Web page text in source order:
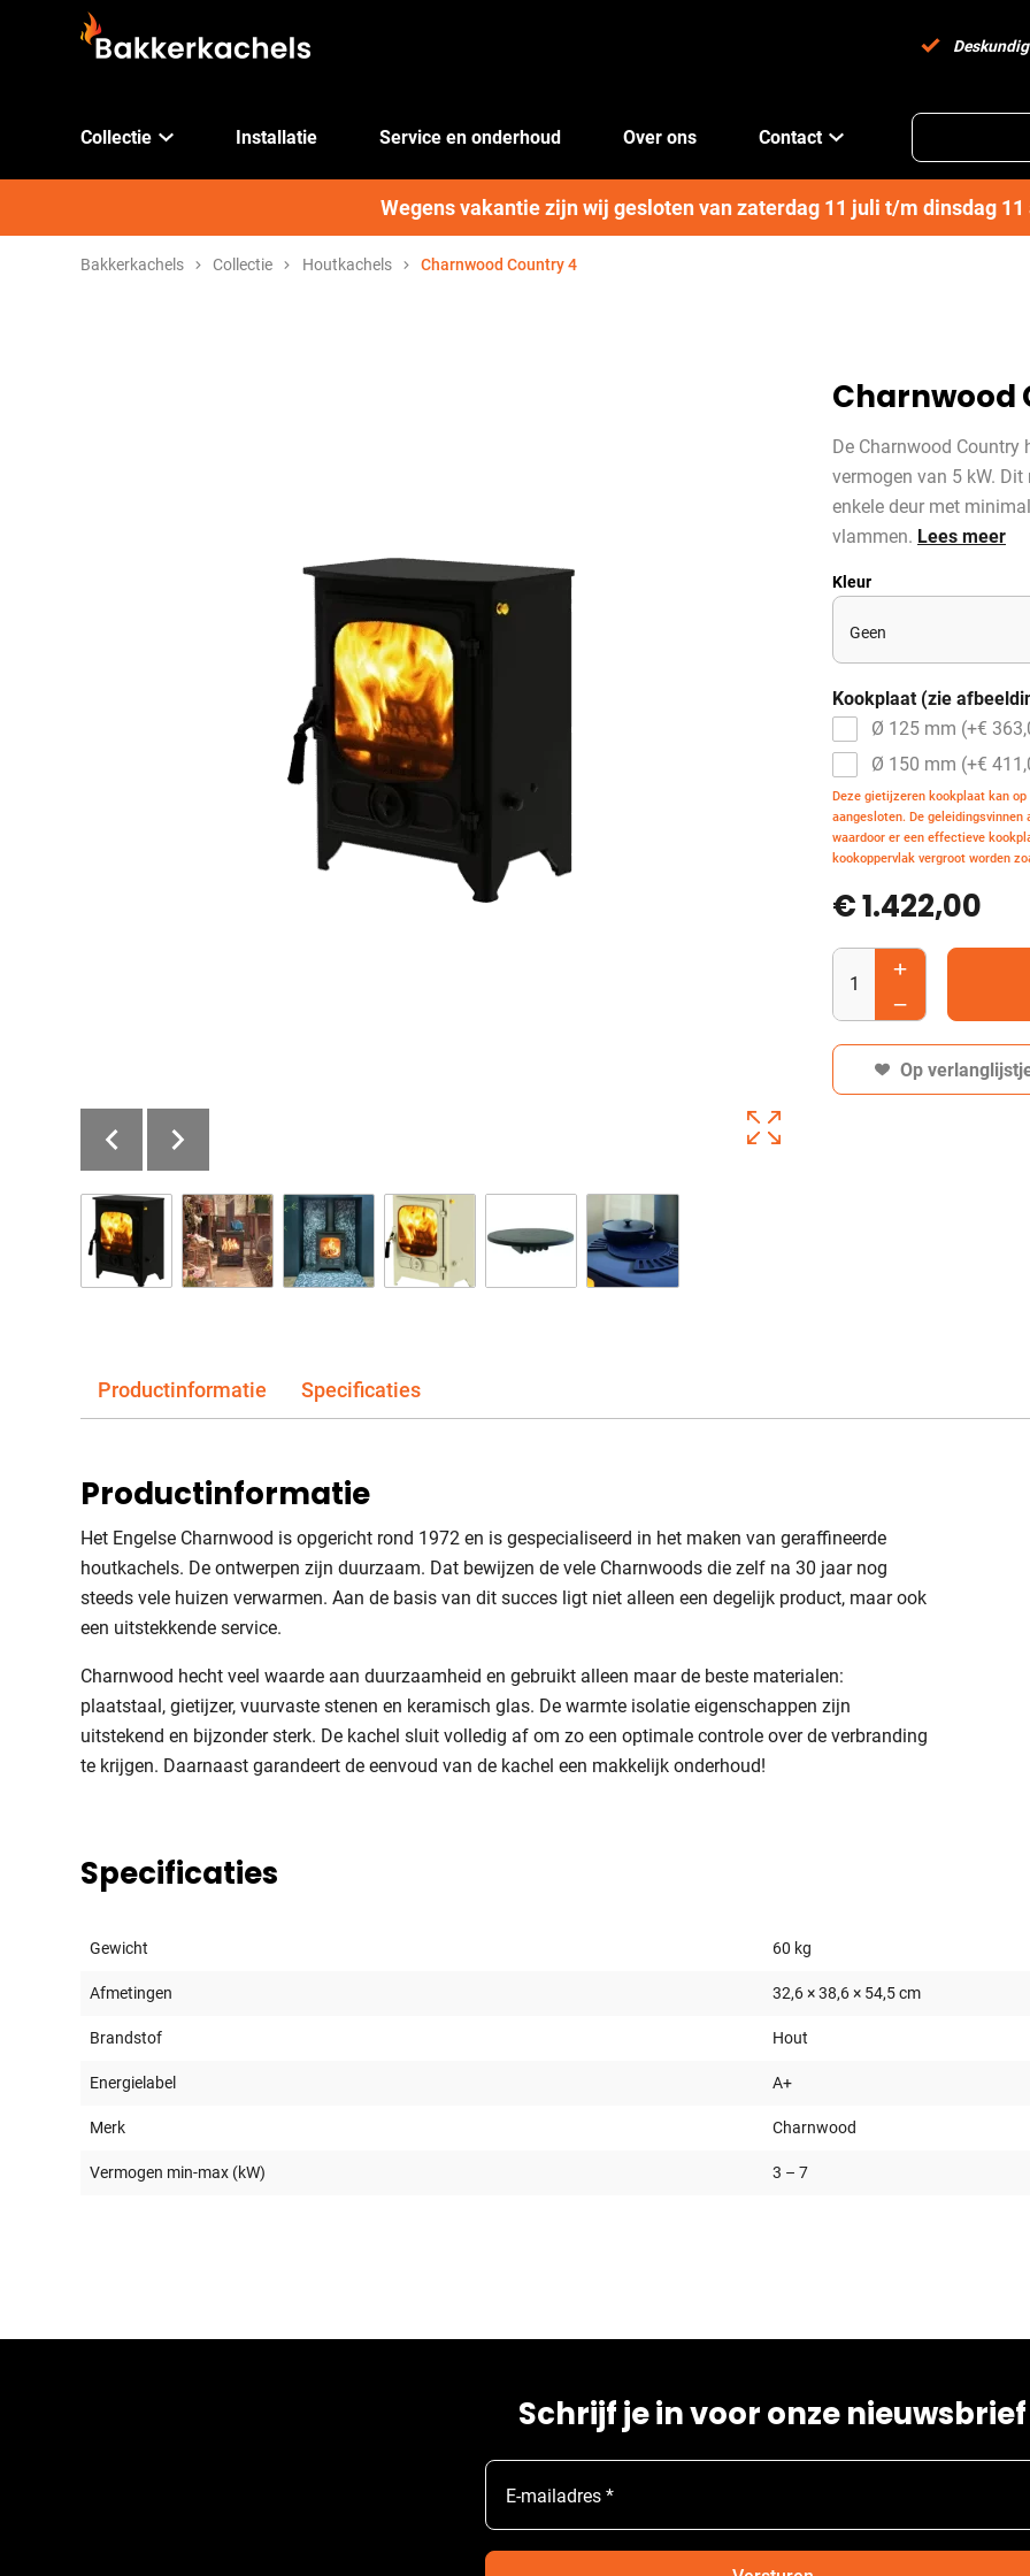
Deskundig
Collectie Installatie Service en onderhoud Over ons Contact
Wegens vakantie zijn wij gesloten van zaterdag 11 juli t/m dinsdag 11
Bakkerkachels Collectie Houtkachels Charnwood Country 4
Charnwood
De Charnwood
vermogen van 5 kW.
enkele deur met
vlammen. Lees meer
Kleur
Kookplaat (zie
Ø 125 mm (+€
Ø 150 mm (+€
Deze gietijzeren kookplaat kan
aangesloten. De
waardoor er een effectieve
kookoppervlak vergroot worden
€ 1.422,00
Op
Productinformatie Specificaties
Productinformatie
Het Engelse Charnwood is opgericht rond 1972 en is gespecialiseerd in het maken van geraffineerde
houtkachels. De ontwerpen zijn duurzaam. Dat bewijzen de vele Charnwoods die zelf na 30 jaar nog
steeds vele huizen verwarmen. Aan de basis van dit succes ligt niet alleen een degelijk product, maar ook
een uitstekkende service.
Charnwood hecht veel waarde aan duurzaamheid en gebruikt alleen maar de beste materialen:
plaatstaal, gietijzer, vuurvaste stenen en keramisch glas. De warmte isolatie eigenschappen zijn
uitstekend en bijzonder sterk. De kachel sluit volledig af om zo een optimale controle over de verbranding
te krijgen. Daarnaast garandeert de eenvoud van de kachel een makkelijk onderhoud!
Specificaties
Gewicht 60 kg
Afmetingen 32,6 × 38,6 × 54,5 cm
Brandstof Hout
Energielabel A+
Merk Charnwood
Vermogen min-max (kW) 3 – 7
Schrijf je in voor onze nieuwsbrief
E-mailadres *